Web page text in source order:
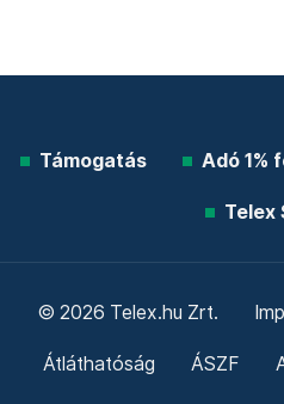
Támogatás Adó 1%
Telex
© 2026 Telex.hu Zrt.
Átláthatóság ÁSZF